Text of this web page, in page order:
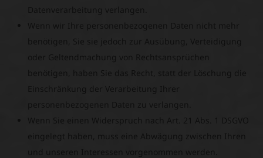
Datenverarbeitung verlangen.
Wenn wir Ihre personenbezogenen Daten nicht mehr
benötigen, Sie sie jedoch zur Ausübung, Verteidigung
benötigen, haben Sie das Recht, statt der Löschung die
Einschränkung der Verarbeitung Ihrer
personenbezogenen Daten zu verlangen.
Wenn Sie einen Widerspruch nach Art. 21 Abs. 1 DSGVO
eingelegt haben, muss eine Abwägung zwischen Ihren
und unseren Interessen vorgenommen werden.